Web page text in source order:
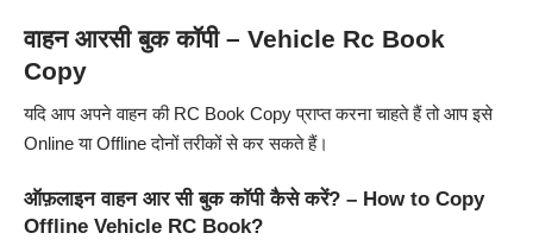
वाहन आरसी बुक कॉपी – Vehicle Rc Book
Copy
यदि आप अपने वाहन की RC Book Copy प्राप्त करना चाहते हैं तो आप इसे
Online या Offline दोनों तरीकों से कर सकते हैं।
ऑफ़लाइन वाहन आर सी बुक कॉपी कैसे करें? – How to Copy
Offline Vehicle RC Book?